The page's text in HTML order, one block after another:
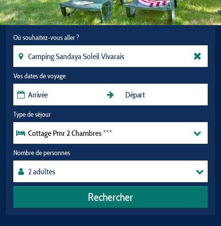
Où souhaitez-vous aller ?
Vos dates de voyage
Type de séjour
Cottage Pmr 2 Chambres ***
Nombre de personnes
Rechercher